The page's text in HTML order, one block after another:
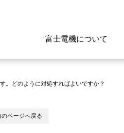
富士電機について
ご挨拶
駆動制御機器
経営情報
マテリアリティ
新卒採用情報
よくあるご質問
。どのように対処すればよいですか？
のページへ戻る